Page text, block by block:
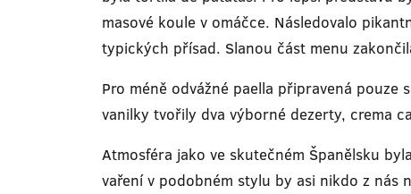
masové koule v omáčce. Následovalo
typických přísad. Slanou část menu
Pro méně odvážné paella připravená
vanilky tvořily dva výborné dezerty, crema
Atmosféra jako ve skutečném Španělsku
vaření v podobném stylu by asi nikdo z nás